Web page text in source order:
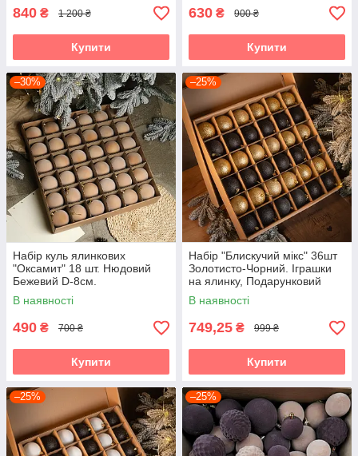
840 ₴ 1 200 ₴
Купити
630 ₴ 900 ₴
Купити
–30%
Набір куль ялинкових
"Оксамит" 18 шт. Нюдовий
Бежевий D-8см.
Подарунковий набір
ялинкових кульок Кульки на
В наявності
490 ₴ 700 ₴
Купити
–25%
Набір "Блискучий мікс" 36шт
Золотисто-Чорний. Іграшки
на ялинку, Подарунковий
набір ялинкових кульок
Кульки на ялинку
В наявності
749,25 ₴ 999 ₴
Купити
–25% –25%